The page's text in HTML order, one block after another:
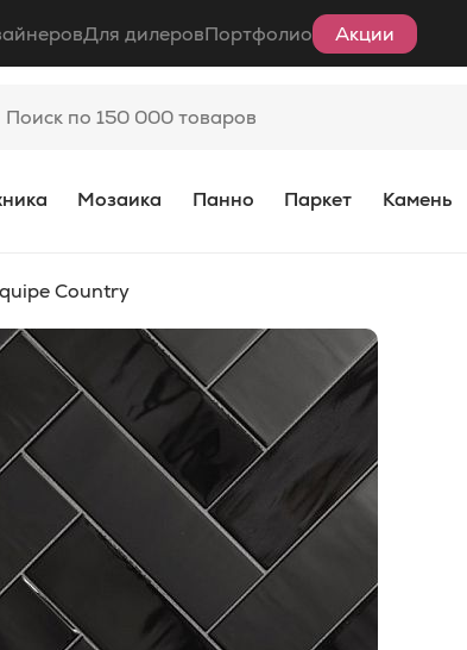
Для дилеровПортфолио Акции
Мозаика Панно Паркет Камень
Country